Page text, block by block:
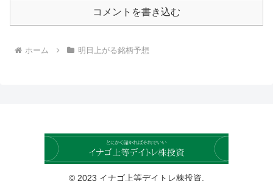
コメントを書き込む
ホーム 明日上がる銘柄予想
© 2023 イナゴ上等デイトレ株投資.